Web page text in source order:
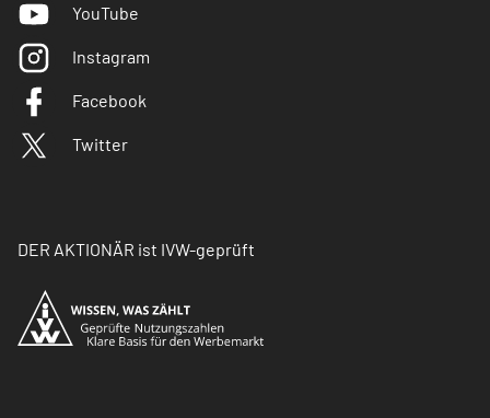
YouTube
Instagram
Facebook
Twitter
DER AKTIONÄR ist IVW-geprüft